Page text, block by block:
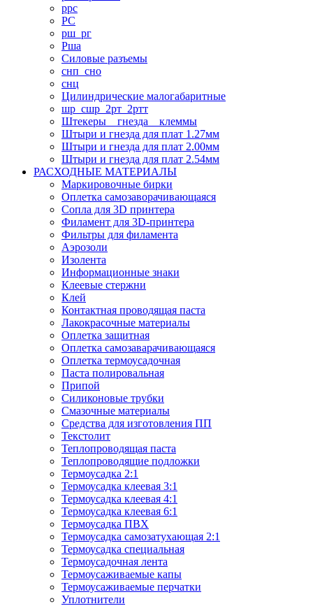
ррс
РС
рш_рг
Рша
Силовые разъемы
снп_сно
снц
Цилиндрические малогабаритные
шр_сшр_2рт_2ртт
Штекеры _ гнезда _ клеммы
Штыри и гнезда для плат 1.27мм
Штыри и гнезда для плат 2.00мм
Штыри и гнезда для плат 2.54мм
РАСХОДНЫЕ МАТЕРИАЛЫ
Маркировочные бирки
Оплетка самозаворачивающаяся
Сопла для 3D принтера
Филамент для 3D-принтера
Фильтры для филамента
Аэрозоли
Изолента
Информационные знаки
Клеевые стержни
Клей
Контактная проводящая паста
Лакокрасочные материалы
Оплетка защитная
Оплетка самозаварачивающаяся
Оплетка термоусадочная
Паста полировальная
Припой
Силиконовые трубки
Смазочные материалы
Средства для изготовления ПП
Текстолит
Теплопроводящая паста
Теплопроводящие подложки
Термоусадка 2:1
Термоусадка клеевая 3:1
Термоусадка клеевая 4:1
Термоусадка клеевая 6:1
Термоусадка ПВХ
Термоусадка самозатухающая 2:1
Термоусадка специальная
Термоусадочная лента
Термоусаживаемые капы
Термоусаживаемые перчатки
Уплотнители